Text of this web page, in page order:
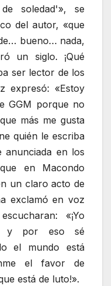
soledad'», se
del autor, «que
bueno… nada,
un siglo. ¡Qué
ser lector de los
expresó: «Estoy
GGM porque no
más me gusta
quién le escriba
anunciada en los
en Macondo
un claro acto de
exclamó en voz
«¡Yo
y por eso sé
el mundo está
el favor de
está de luto!».